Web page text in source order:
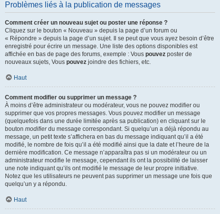
Problèmes liés à la publication de messages
Comment créer un nouveau sujet ou poster une réponse ?
Cliquez sur le bouton « Nouveau » depuis la page d’un forum ou
« Répondre » depuis la page d’un sujet. Il se peut que vous ayez besoin d’être
enregistré pour écrire un message. Une liste des options disponibles est
affichée en bas de page des forums, exemple : Vous pouvez poster de
nouveaux sujets, Vous pouvez joindre des fichiers, etc.
Haut
Comment modifier ou supprimer un message ?
À moins d’être administrateur ou modérateur, vous ne pouvez modifier ou
supprimer que vos propres messages. Vous pouvez modifier un message
(quelquefois dans une durée limitée après sa publication) en cliquant sur le
bouton modifierdu message correspondant. Si quelqu’un a déjà répondu au
message, un petit texte s’affichera en bas du message indiquant qu’il a été
modifié, le nombre de fois qu’il a été modifié ainsi que la date et l’heure de la
dernière modification. Ce message n’apparaîtra pas si un modérateur ou un
administrateur modifie le message, cependant ils ont la possibilité de laisser
une note indiquant qu’ils ont modifié le message de leur propre initiative.
Notez que les utilisateurs ne peuvent pas supprimer un message une fois que
quelqu’un y a répondu.
Haut